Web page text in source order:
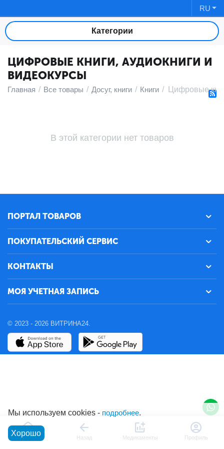
RU
Категории
ЦИФРОВЫЕ КНИГИ, АУДИОКНИГИ И
ВИДЕОКУРСЫ
Главная / Все товары / Досуг, книги / Книги / Цифровые
В этой категории нет товаров
ПОРТАЛ ТОВАРОВ
ПОКУПАТЕЛЬСКИЙ СЕРВИС
КОНТАКТЫ
МОЯ УЧЕТНАЯ ЗАПИСЬ
© 2023 - 2026 ВИТРИНА24.
Главная Назад Медикаменты Профиль
Мы используем cookies - подробнее.
Хорошо